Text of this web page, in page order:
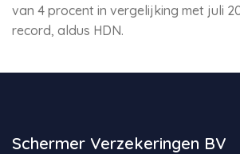
van 4 procent in vergelijking met juli
record, aldus HDN.
Schermer Verzekeringen BV